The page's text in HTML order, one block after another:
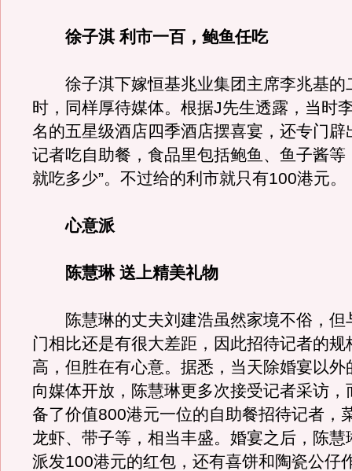
徐子淇 利市一百，鲍鱼任吃
徐子淇下嫁恒基兆业集团主席李兆基的
时，同样厚待媒体。根据J先生透露，当时
名的五星级酒店四季酒店摆喜宴，还专门辟
记者吃自助餐，食品里包括鲍鱼、鱼子酱等
就吃多少”。不过给的利市就只有100港元。
心意派
陈慧琳 送上精美礼物
陈慧琳的丈夫刘建浩虽然家境不俗，但
门相比还是有很大差距，因此招待记者的规
高，但胜在有心意。据悉，当天除婚宴以外
向媒体开放，陈慧琳更多次接受记者采访，
备了价值800港元一位的自助餐招待记者，
龙虾、带子等，相当丰盛。婚宴之后，陈慧
派发100港元的红包，还有喜饼和陶瓷公仔